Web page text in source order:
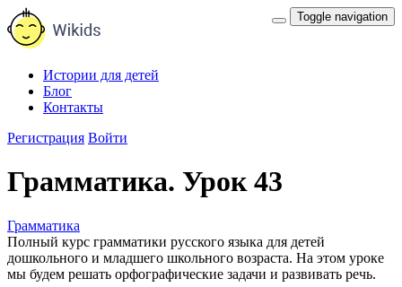
Toggle navigation
Истории для детей
Блог
Контакты
Регистрация Войти
Грамматика. Урок 43
Грамматика
Полный курс грамматики русского языка для детей
дошкольного и младшего школьного возраста. На этом уроке
мы будем решать орфографические задачи и развивать речь.